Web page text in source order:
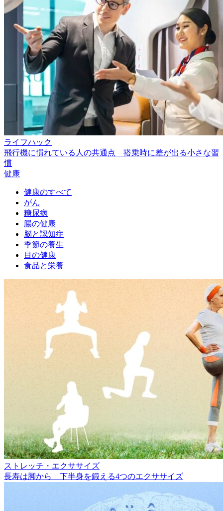
ライフハック
飛行機に慣れている人の共通点 搭乗時に差が出る小さな習
慣
健康
健康のすべて
がん
糖尿病
腸の健康
脳と認知症
季節の養生
目の健康
食品と栄養
ストレッチ・エクササイズ
長寿は脚から 下半身を鍛える4つのエクササイズ